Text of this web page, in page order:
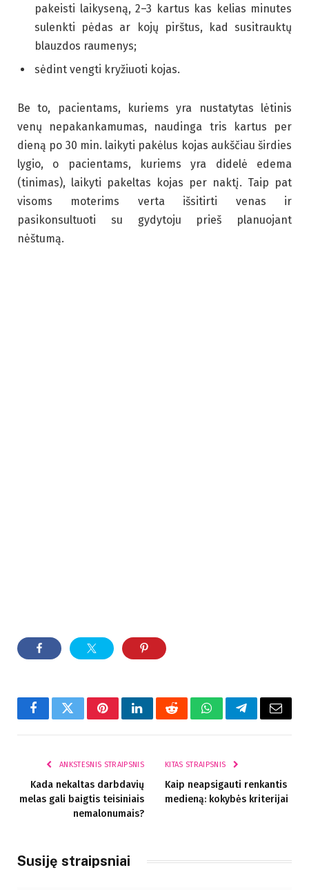
pakeisti laikyseną, 2–3 kartus kas kelias minutes
sulenkti pėdas ar kojų pirštus, kad susitrauktų
blauzdos raumenys;
sėdint vengti kryžiuoti kojas.
Be to, pacientams, kuriems yra nustatytas lėtinis
venų nepakankamumas, naudinga tris kartus per
dieną po 30 min. laikyti pakėlus kojas aukščiau širdies
lygio, o pacientams, kuriems yra didelė edema
(tinimas), laikyti pakeltas kojas per naktį. Taip pat
visoms moterims verta išsitirti venas ir
pasikonsultuoti su gydytoju prieš planuojant
nėštumą.
FacebookTwitterPinterestLinkedInRedditWhatsAppTelegram
El.
ANKSTESNIS STRAIPSNIS
Kada nekaltas darbdavių
melas gali baigtis teisiniais
nemalonumais?
KITAS STRAIPSNIS
Kaip neapsigauti renkantis
medieną: kokybės kriterijai
Susiję straipsniai